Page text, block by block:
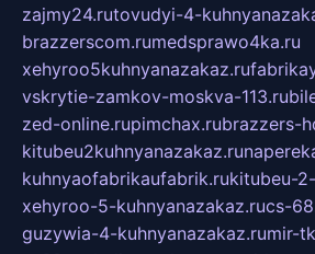
zajmy24.rutovudyi-4-
brazzerscom.rumedsprawo4ka.ru
xehyroo5kuhnyanazakaz.ru
vskrytie-zamkov-moskva-113.ru
zed-online.rupimchax.rubrazzers-
kitubeu2kuhnyanazakaz.ru
kuhnyaofabrikaufabrik.rukitubeu-
xehyroo-5-kuhnyanazakaz.rucs-
guzywia-4-kuhnyanazakaz.rumir-